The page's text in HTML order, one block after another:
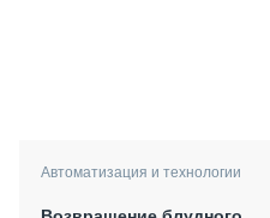
Автоматизация и технологии